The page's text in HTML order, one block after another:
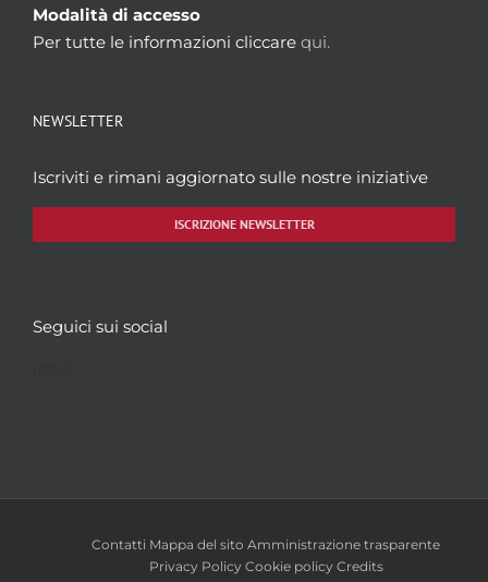
Modalità di accesso
Per tutte le informazioni cliccare qui.
NEWSLETTER
Iscriviti e rimani aggiornato sulle nostre iniziative
ISCRIZIONE NEWSLETTER
Seguici sui social
Contatti Mappa del sito Amministrazione trasparente
Privacy Policy Cookie policy Credits